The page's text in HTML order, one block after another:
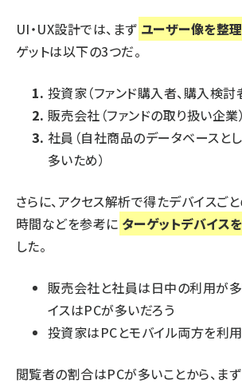
UI・UX設計では、まず ユーザー像を整理
ゲットは以下の3つだ。
投資家（ファンド購入者、購入検討
販売会社（ファンドの取り扱い企業）
社員（自社商品のデータベースと
多いため）
さらに、アクセス解析で得たデバイスご
時間などを参考に ターゲットデバイス
した。
販売会社と社員は日中の利用が
イスはPCが多いだろう
投資家はPCとモバイル両方を利
閲覧者の割合はPCが多いことから、ま